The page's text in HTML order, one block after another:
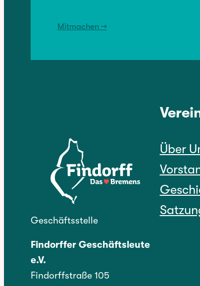
Mitmachen →
Geschäftsstelle
Findorffer Geschäftsleute
e.V.
Findorffstraße 105
Über